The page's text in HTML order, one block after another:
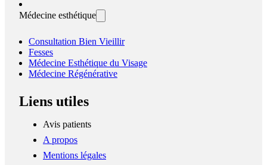
Médecine esthétique
Consultation Bien Vieillir
Fesses
Médecine Esthétique du Visage
Médecine Régénérative
Liens utiles
Avis patients
A propos
Mentions légales